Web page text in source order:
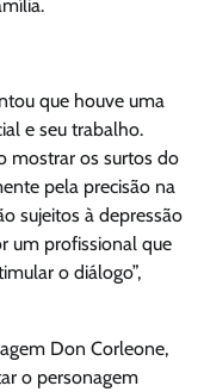
que houve uma
e seu trabalho.
mostrar os surtos do
pela precisão na
sujeitos à depressão
um profissional que
o diálogo”,
Don Corleone,
o personagem